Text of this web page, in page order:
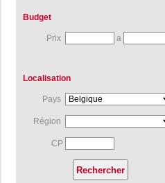
Budget
Prix a
Localisation
Pays
Région
CP